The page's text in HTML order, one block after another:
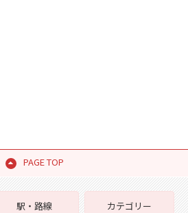
PAGE TOP
駅・路線
カテゴリー